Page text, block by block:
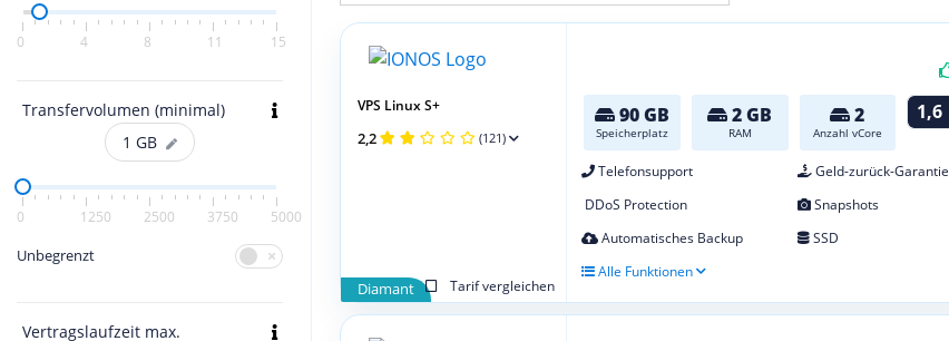
0 4 8 11 15
Transfervolumen (minimal)
1 GB
0 1250 2500 3750 5000
Unbegrenzt
Vertragslaufzeit max.
90 GB
Speicherplatz
2 GB
RAM
2
Anzahl vCore
1,6
Telefonsupport
Geld-zurück-Garantie
DDoS Protection
Snapshots
Automatisches Backup
SSD
Alle Funktionen
Diamant
Tarif vergleichen
VPS Linux S+
2,2 (121)